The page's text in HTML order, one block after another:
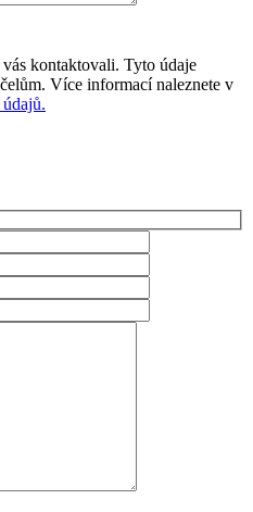
kontaktovali. Tyto údaje
Více informací naleznete v